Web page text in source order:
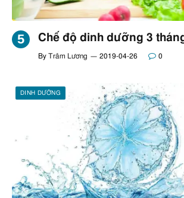
Chế độ dinh dưỡng 3
By Trâm Lương 2019-04-26 0
DINH DƯỠNG